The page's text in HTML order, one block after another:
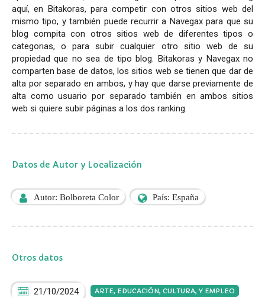
aquí, en Bitakoras, para competir con otros sitios web del
mismo tipo, y también puede recurrir a Navegax para que su
blog compita con otros sitios web de diferentes tipos o
categorias, o para subir cualquier otro sitio web de su
propiedad que no sea de tipo blog. Bitakoras y Navegax no
comparten base de datos, los sitios web se tienen que dar de
alta por separado en ambos, y hay que darse previamente de
alta como usuario por separado también en ambos sitios
web si quiere subir páginas a los dos ranking.
Datos de Autor y Localización
Autor: Bolboreta Color País: España
Otros datos
21/10/2024 ARTE, EDUCACIÓN, CULTURA, Y EMPLEO